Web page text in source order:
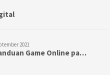
2021
Game Online pa…